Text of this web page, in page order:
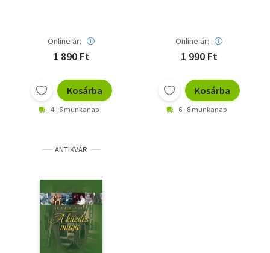
Online ár:
1 890 Ft
Kosárba
4 - 6 munkanap
Online ár:
1 990 Ft
Kosárba
6 - 8 munkanap
ANTIKVÁR